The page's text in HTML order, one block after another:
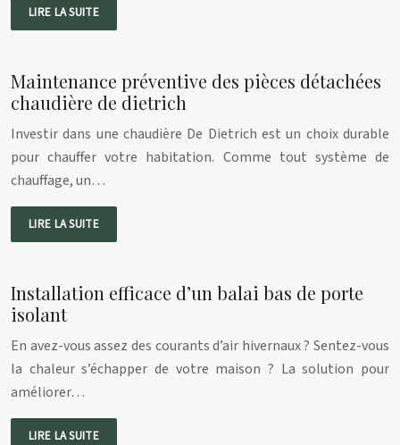
LIRE LA SUITE
Maintenance préventive des pièces détachées
chaudière de dietrich
Investir dans une chaudière De Dietrich est un choix durable
pour chauffer votre habitation. Comme tout système de
chauffage, un…
LIRE LA SUITE
Installation efficace d’un balai bas de porte
isolant
En avez-vous assez des courants d’air hivernaux ? Sentez-vous
la chaleur s’échapper de votre maison ? La solution pour
améliorer…
LIRE LA SUITE